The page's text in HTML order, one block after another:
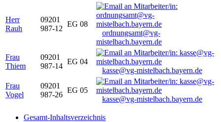
Herr
Rauh
09201
987-12
EG 08
ordnungsamt@vg-
mistelbach.bayern.de
Frau
Thiem
09201
987-14
EG 04
kasse@vg-mistelbach.bayern.de
Frau
Vogel
09201
987-26
EG 05
kasse@vg-mistelbach.bayern.de
Gesamt-Inhaltsverzeichnis